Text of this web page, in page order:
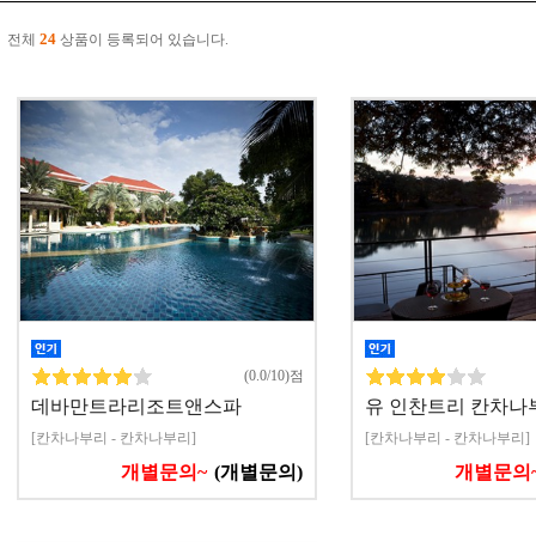
전체 24 상품이 등록되어 있습니다.
(0.0/10)점
데바만트라리조트앤스파
[칸차나부리 - 칸차나부리]
개별문의~ (개별문의)
유 인찬트리 칸차나
[칸차나부리 - 칸차나부리]
개별문의